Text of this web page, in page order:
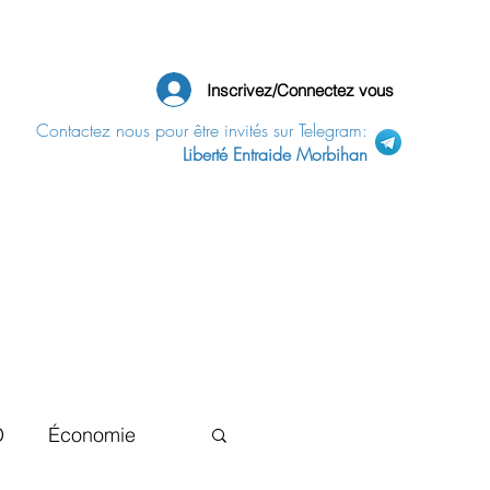
Inscrivez/Connectez vous
Contactez nous pour être invités sur Telegram:
Liberté Entraide Morbihan
Économie